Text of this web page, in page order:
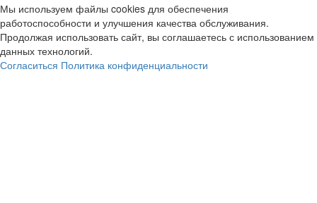
Мы используем файлы cookies для обеспечения
работоспособности и улучшения качества обслуживания.
Продолжая использовать сайт, вы соглашаетесь с использованием
данных технологий.
Согласиться Политика конфиденциальности